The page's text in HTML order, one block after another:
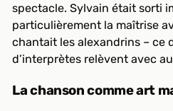
spectacle. Sylvain était sorti
particulièrement la maîtrise
chantait les alexandrins – ce
d’interprètes relèvent avec
La chanson comme art